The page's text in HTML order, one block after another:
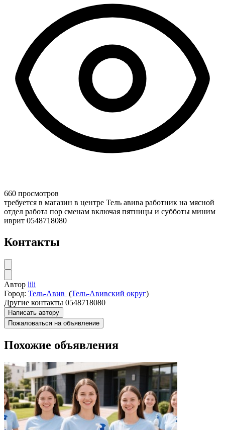
660 просмотров
требуется в магазин в центре Тель авива работник на мясной
отдел работа пор сменам включая пятницы и субботы миним
иврит 0548718080
Контакты
Автор lili
Город: Тель-Авив (Тель-Авивский округ)
Другие контакты 0548718080
Написать автору
Пожаловаться на объявление
Похожие объявления